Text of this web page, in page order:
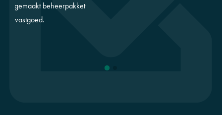
gemaakt beheerpakket
vastgoed.